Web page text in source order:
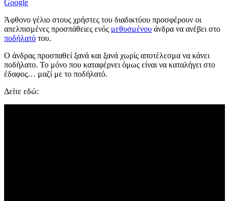
Google
Άφθονο γέλιο στους χρήστες του διαδικτύου προσφέρουν οι
απελπισμένες προσπάθειες ενός μεθυσμένου άνδρα να ανέβει στο
ποδήλατό του.
Ο άνδρας προσπαθεί ξανά και ξανά χωρίς αποτέλεσμα να κάνει
ποδήλατο. Το μόνο που καταφέρνει όμως είναι να καταλήγει στο
έδαφος… μαζί με το ποδήλατό.
Δείτε εδώ: